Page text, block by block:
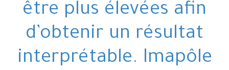
être plus élevées afin
d’obtenir un résultat
interprétable. Imapôle